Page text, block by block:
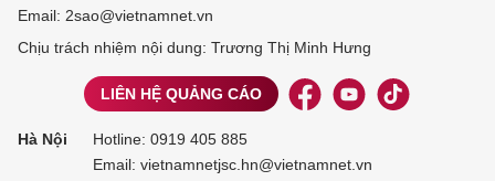
Email: 2sao@vietnamnet.vn
Chịu trách nhiệm nội dung: Trương Thị Minh Hưng
LIÊN HỆ QUẢNG CÁO
Hà Nội Hotline: 0919 405 885
Email: vietnamnetjsc.hn@vietnamnet.vn